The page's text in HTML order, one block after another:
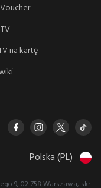
na kartę
Polska (PL)
9, 02-758 Warszawa, skr.